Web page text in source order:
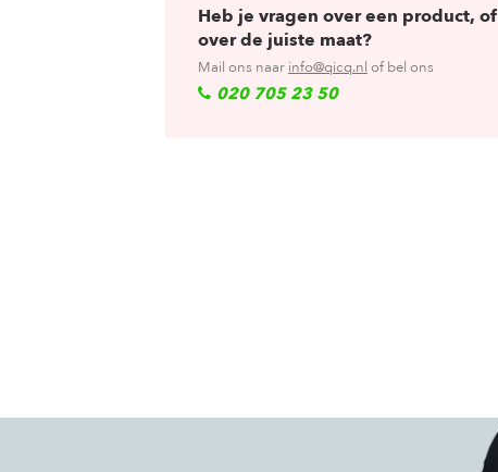
Heb je vragen over een product, of
over de juiste maat?
Mail ons naar info@qicq.nl of bel ons
020 705 23 50